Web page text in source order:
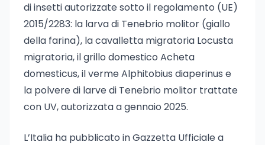
di insetti autorizzate sotto il regolamento (UE)
2015/2283: la larva di Tenebrio molitor (giallo
della farina), la cavalletta migratoria Locusta
migratoria, il grillo domestico Acheta
domesticus, il verme Alphitobius diaperinus e
la polvere di larve di Tenebrio molitor trattate
con UV, autorizzata a gennaio 2025.
L’Italia ha pubblicato in Gazzetta Ufficiale a